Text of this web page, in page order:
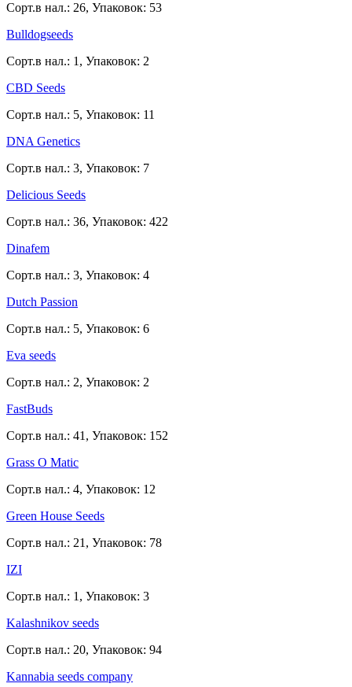
Сорт.в нал.: 26, Упаковок: 53
Bulldogseeds
Сорт.в нал.: 1, Упаковок: 2
CBD Seeds
Сорт.в нал.: 5, Упаковок: 11
DNA Genetics
Сорт.в нал.: 3, Упаковок: 7
Delicious Seeds
Сорт.в нал.: 36, Упаковок: 422
Dinafem
Сорт.в нал.: 3, Упаковок: 4
Dutch Passion
Сорт.в нал.: 5, Упаковок: 6
Eva seeds
Сорт.в нал.: 2, Упаковок: 2
FastBuds
Сорт.в нал.: 41, Упаковок: 152
Grass O Matic
Сорт.в нал.: 4, Упаковок: 12
Green House Seeds
Сорт.в нал.: 21, Упаковок: 78
IZI
Сорт.в нал.: 1, Упаковок: 3
Kalashnikov seeds
Сорт.в нал.: 20, Упаковок: 94
Kannabia seeds company